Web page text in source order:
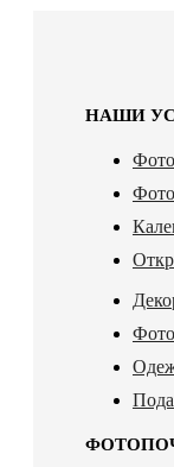
НАШИ